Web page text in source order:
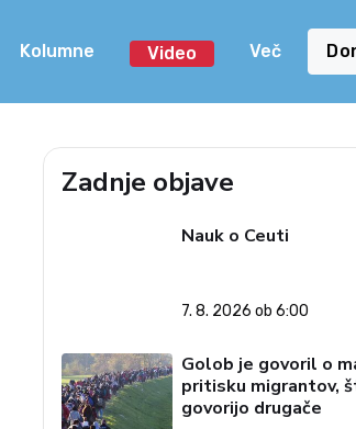
Kolumne Video Več
Zadnje objave
Nauk o Ceuti
7. 8. 2026 ob 6:00
Golob je govoril o
pritisku migrantov,
govorijo drugače